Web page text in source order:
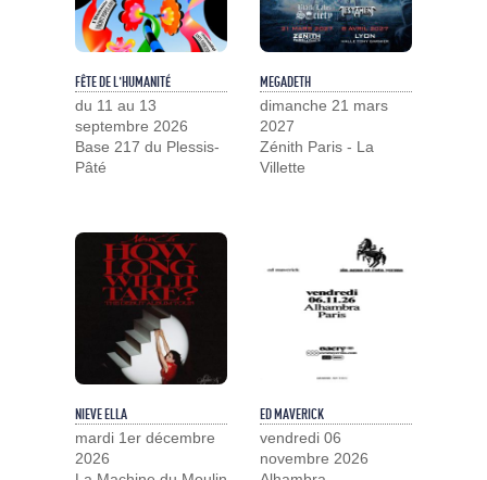
FÊTE DE L'HUMANITÉ
du 11 au 13
septembre 2026
Base 217 du Plessis-
Pâté
MEGADETH
dimanche 21 mars
2027
Zénith Paris - La
Villette
NIEVE ELLA
mardi 1er décembre
2026
ED MAVERICK
vendredi 06
novembre 2026